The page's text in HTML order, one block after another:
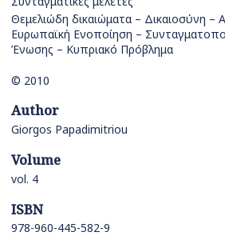
Θεμελιώδη δικαιώματα – Δικαιοσύνη –
Ευρωπαϊκή Ενοποίηση –
Ένωσης – Κυπριακό Πρόβλημα
© 2010
Author
Giorgos Papadimitriou
Volume
vol. 4
ISBN
978-960-445-582-9